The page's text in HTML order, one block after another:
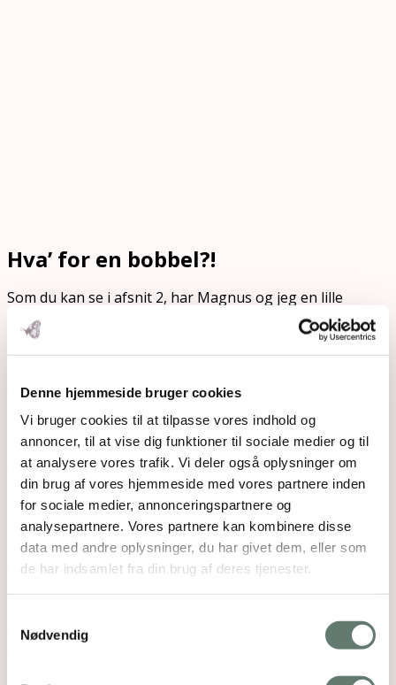
Denne hjemmeside bruger cookies
Vi bruger cookies til at tilpasse vores indhold og
annoncer, til at vise dig funktioner til sociale medier og til
at analysere vores trafik. Vi deler også oplysninger om
din brug af vores hjemmeside med vores partnere inden
for sociale medier, annonceringspartnere og
analysepartnere. Vores partnere kan kombinere disse
data med andre oplysninger, du har givet dem, eller som
de har indsamlet fra din brug af deres tjenester.
Nødvendig
Hva’ for en bobbel?!
Som du kan se i afsnit 2, har Magnus og jeg en lille
snak om, hvorvidt Mirjam skal have lov til at sidde
lidt med iPad’en, også selv om solen skinner.
snakke.
og kommunikerer den.
På den måde undgår vi indebrændte følelser og sur
stemning.
Som jeg forklarer i dagens afsnit, så er boblen et
fint symbol i børnehøjde, når man gerne vil forklare
sit barn, hvordan ansvar og skaberkraft fungerer.
Vi kender alle sammen det her med, at “en ulykke
kommer sjældent alene.”
det, man ikke vil have.